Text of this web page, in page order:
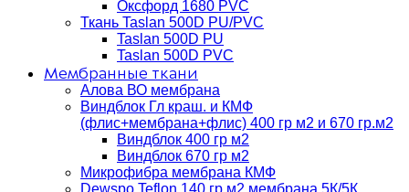
Оксфорд 1680 PVC
Ткань Taslan 500D PU/PVC
Taslan 500D PU
Taslan 500D PVC
Мембранные ткани
Алова ВО мембрана
Виндблок Гл краш. и КМФ
(флис+мембрана+флис) 400 гр м2 и 670 гр.м2
Виндблок 400 гр м2
Виндблок 670 гр м2
Микрофибра мембрана КМФ
Dewspo Teflon 140 гр м2 мембрана 5К/5К